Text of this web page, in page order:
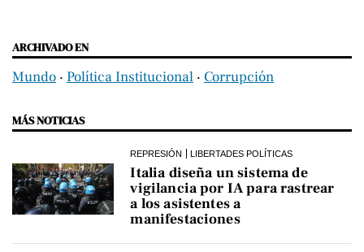
ARCHIVADO EN
Mundo ‧ Política Institucional ‧ Corrupción
MÁS NOTICIAS
REPRESIÓN LIBERTADES POLÍTICAS
Italia diseña un sistema de
vigilancia por IA para rastrear
a los asistentes a
manifestaciones